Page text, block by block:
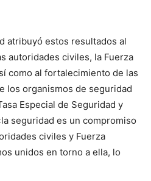
atribuyó estos resultados al
autoridades civiles, la Fuerza
como al fortalecimiento de las
los organismos de seguridad
Especial de Seguridad y
seguridad es un compromiso
civiles y Fuerza
unidos en torno a ella, lo